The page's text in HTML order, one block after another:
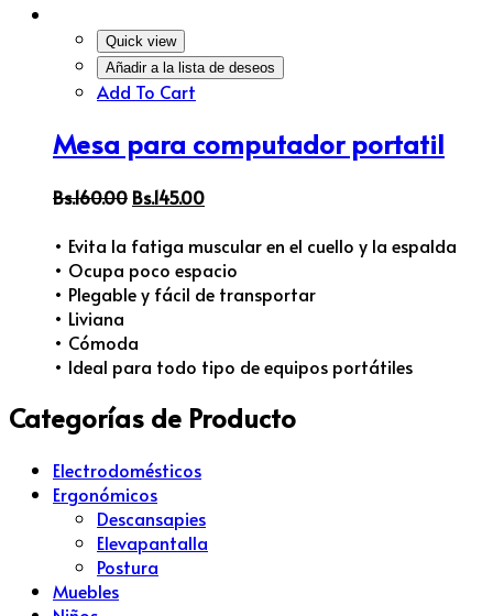
Quick view
Añadir a la lista de deseos
Add To Cart
Mesa para computador portatil
Bs.160.00 Bs.145.00
• Evita la fatiga muscular en el cuello y la espalda
• Ocupa poco espacio
• Plegable y fácil de transportar
• Liviana
• Cómoda
• Ideal para todo tipo de equipos portátiles
Categorías de Producto
Electrodomésticos
Ergonómicos
Descansapies
Elevapantalla
Postura
Muebles